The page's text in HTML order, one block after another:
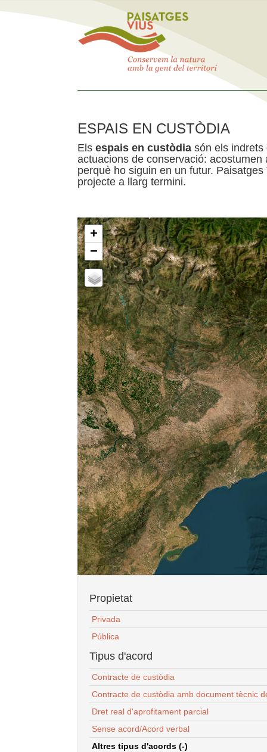
ESPAIS EN CUSTÒDIA
Els espais en custòdia són els indrets
actuacions de conservació:
perquè ho siguin en un futur.
projecte a llarg termini.
+
−
Propietat
Privada
Pública
Tipus d'acord
Contracte de custòdia
Contracte de custòdia amb document tècnic
Dret real d'aprofitament parcial
Sense acord/Acord verbal
Altres tipus d'acords (-)